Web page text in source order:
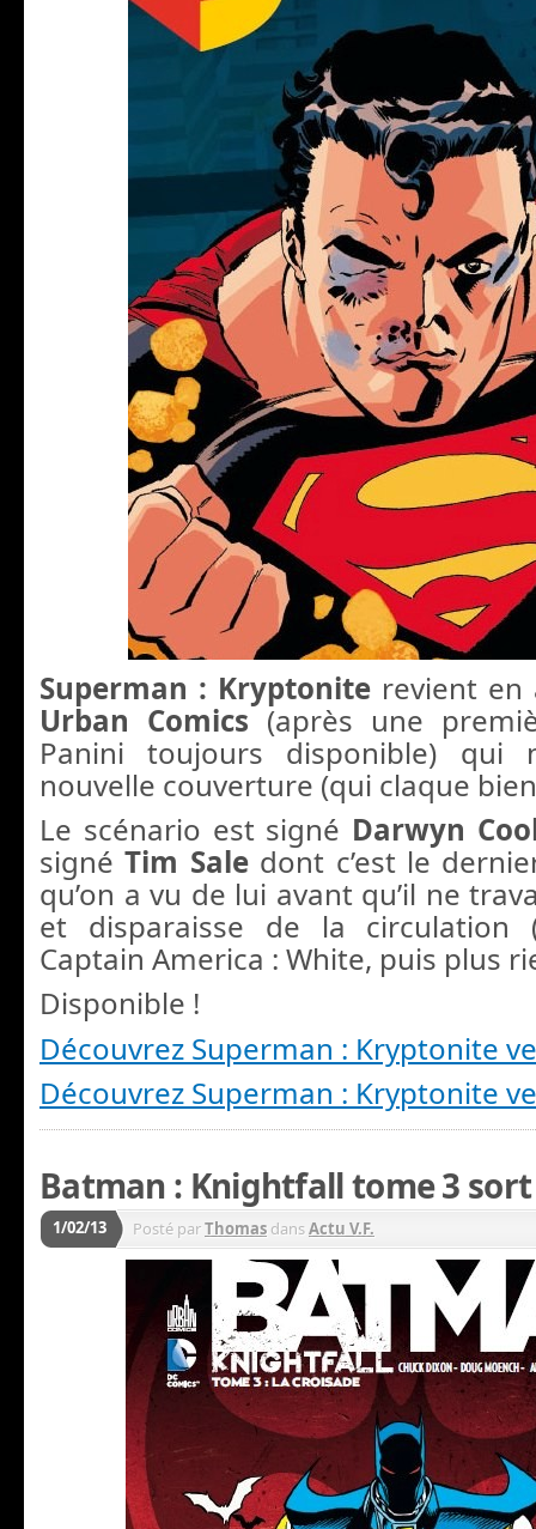
Superman : Kryptonite revient en
Urban Comics (après une
Panini toujours disponible) qui
nouvelle couverture (qui claque
Le scénario est signé Darwyn
signéTim Sale dont c’est le
qu’on a vu de lui avant qu’il ne
et disparaisse de la circulation
Captain America : White, puis plus
Disponible !
Découvrez Superman : Kryptonite
Découvrez Superman : Kryptonite
Batman : Knightfall tome 3 sort
1/02/13 Posté parThomas dansActu V.F.